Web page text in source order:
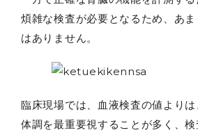
煩雑な検査が必要となるため、あ
はありません。
臨床現場では、血液検査の値より
体調を最重要視することが多く、